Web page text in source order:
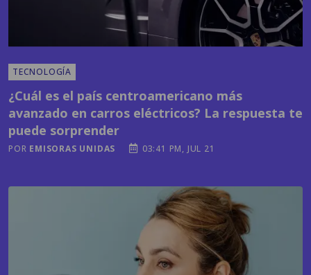
TECNOLOGÍA
¿Cuál es el país centroamericano más
avanzado en carros eléctricos? La respuesta te
puede sorprender
POR EMISORAS UNIDAS 03:41 PM, JUL 21